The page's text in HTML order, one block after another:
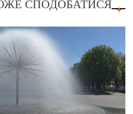
СПОДОБАТИСЯ